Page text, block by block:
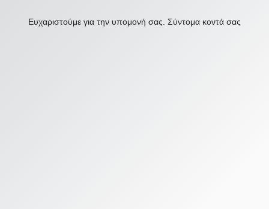
Ευχαριστούμε για την υπομονή σας. Σύντομα κοντά σας